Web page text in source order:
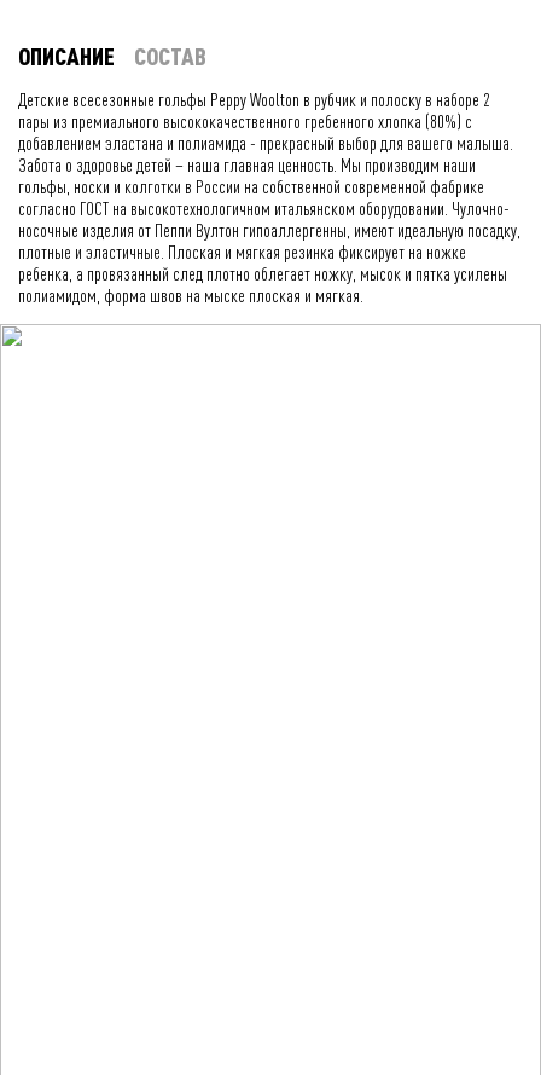
ОПИСАНИЕ СОСТАВ
Детские всесезонные гольфы Peppy Woolton в рубчик и полоску в наборе 2
пары из премиального высококачественного гребенного хлопка (80%) с
добавлением эластана и полиамида - прекрасный выбор для вашего малыша.
Забота о здоровье детей – наша главная ценность. Мы производим наши
гольфы, носки и колготки в России на собственной современной фабрике
согласно ГОСТ на высокотехнологичном итальянском оборудовании. Чулочно-
носочные изделия от Пеппи Вултон гипоаллергенны, имеют идеальную посадку,
плотные и эластичные. Плоская и мягкая резинка фиксирует на ножке
ребенка, а провязанный след плотно облегает ножку, мысок и пятка усилены
полиамидом, форма швов на мыске плоская и мягкая.